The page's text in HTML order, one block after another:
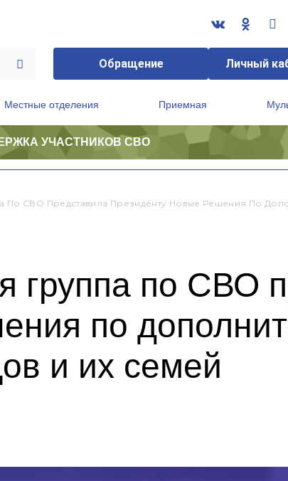
Обращение Личный
Местные отделения Приемная
УЧАСТНИКОВ СВО
По СВО Представила Президенту Новые Решения По
группа по СВО
по
и их семей